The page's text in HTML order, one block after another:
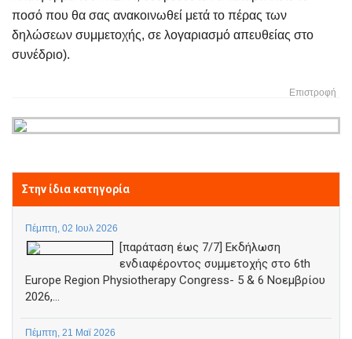
ποσό που θα σας ανακοινωθεί μετά το πέρας των
δηλώσεων συμμετοχής, σε λογαριασμό απευθείας στο
συνέδριο).
Επιστροφή
Στην ίδια κατηγορία
Πέμπτη, 02 Ιουλ 2026
[παράταση έως 7/7] Εκδήλωση
ενδιαφέροντος συμμετοχής στο 6th
Europe Region Physiotherapy Congress- 5 & 6 Νοεμβρίου
2026,...
Πέμπτη, 21 Μαϊ 2026